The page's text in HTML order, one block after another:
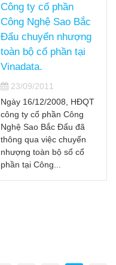
Công ty cổ phần
Công Nghệ Sao Bắc
Đẩu chuyển nhượng
toàn bộ cổ phần tại
Vinadata.
23/09/2011
Ngày 16/12/2008, HĐQT
công ty cổ phần Công
Nghệ Sao Bắc Đẩu đã
thông qua việc chuyển
nhượng toàn bộ sổ cổ
phần tại Công...